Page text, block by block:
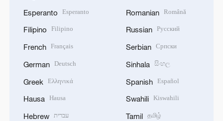
Esperanto Esperanto
Filipino Filipino
French Français
German Deutsch
Greek Ελληνικά
Hausa Hausa
Hebrew עברית
Romanian Română
Russian Русский
Serbian Српски
Sinhala සිංහල
Spanish Español
Swahili Kiswahili
Tamil தமிழ்